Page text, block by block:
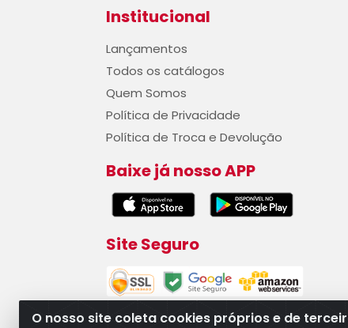
O nosso site coleta cookies próprios e de
Institucional
Lançamentos
Todos os catálogos
Quem Somos
Política de Privacidade
Política de Troca e Devolução
Baixe já nosso APP
Site Seguro